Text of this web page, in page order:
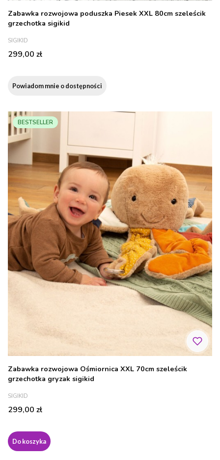
Zabawka rozwojowa poduszka Piesek XXL 80cm szeleścik
grzechotka sigikid
PRODUCENT
SIGIKID
Cena
299,00 zł
Powiadom mnie o dostępności
BESTSELLER
Zabawka rozwojowa Ośmiornica XXL 70cm szeleścik
grzechotka gryzak sigikid
PRODUCENT
SIGIKID
Cena
299,00 zł
Do koszyka